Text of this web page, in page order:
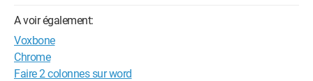
A voir également:
Voxbone
Chrome
Faire 2 colonnes sur word